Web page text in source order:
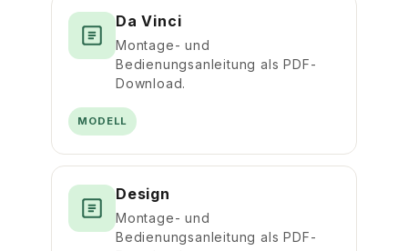
Da Vinci
Montage- und
Bedienungsanleitung als PDF-
Download.
MODELL
Design
Montage- und
Bedienungsanleitung als PDF-